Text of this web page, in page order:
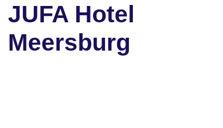
JUFA Hotel
Meersburg